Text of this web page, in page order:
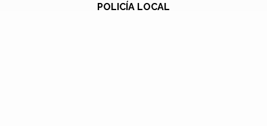
POLICÍA LOCAL